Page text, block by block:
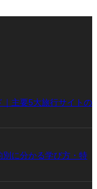
主要5大旅行サイトの
に分かる学び方・特